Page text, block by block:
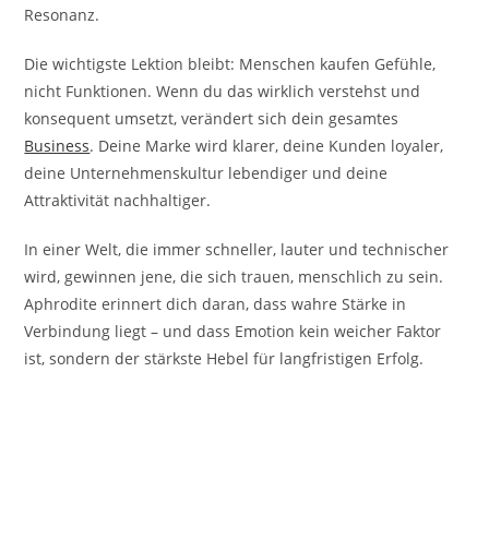
Resonanz.
Die wichtigste Lektion bleibt: Menschen kaufen Gefühle,
nicht Funktionen. Wenn du das wirklich verstehst und
konsequent umsetzt, verändert sich dein gesamtes
Business. Deine Marke wird klarer, deine Kunden loyaler,
deine Unternehmenskultur lebendiger und deine
Attraktivität nachhaltiger.
In einer Welt, die immer schneller, lauter und technischer
wird, gewinnen jene, die sich trauen, menschlich zu sein.
Aphrodite erinnert dich daran, dass wahre Stärke in
Verbindung liegt – und dass Emotion kein weicher Faktor
ist, sondern der stärkste Hebel für langfristigen Erfolg.